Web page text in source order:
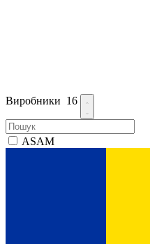
Виробники 16
ASAM